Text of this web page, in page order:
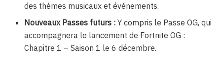
des thèmes musicaux et événements.
Nouveaux Passes futurs : Y compris le Passe OG, qui
accompagnera le lancement de Fortnite OG :
Chapitre 1 – Saison 1 le 6 décembre.